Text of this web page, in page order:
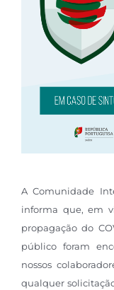
A Comunidade
informa que, em
propagação do
público foram
nossos
qualquer